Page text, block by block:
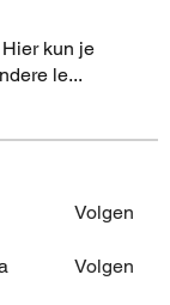
kun je
le...
Volgen
Volgen